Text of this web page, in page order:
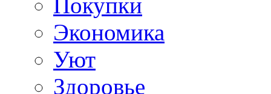
Экономика
Уют
Здоровье